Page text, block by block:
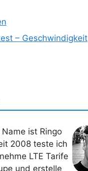
– Geschwindigkeit
ist Ringo
2008 teste ich
LTE Tarife
und erstelle